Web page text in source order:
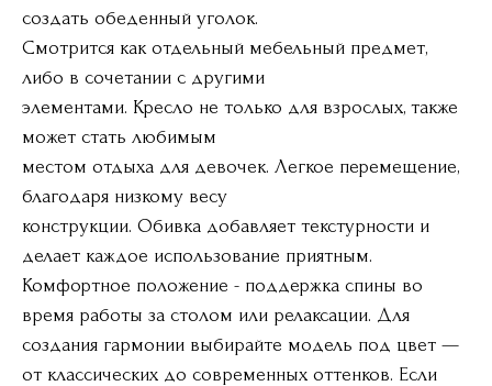
создать обеденный уголок.
Смотрится как отдельный мебельный предмет,
либо в сочетании с другими
элементами. Кресло не только для взрослых, также
может стать любимым
местом отдыха для девочек. Легкое перемещение,
благодаря низкому весу
конструкции. Обивка добавляет текстурности и
делает каждое использование приятным.
Комфортное положение - поддержка спины во
время работы за столом или релаксации. Для
создания гармонии выбирайте модель под цвет —
от классических до современных оттенков. Если